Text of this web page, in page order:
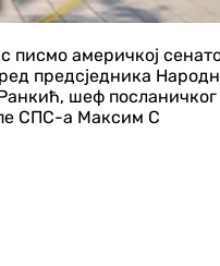
писмо америчкој
предсједника
шеф
СПС-а Максим С